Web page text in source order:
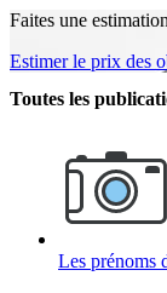
Faites une
Estimer le prix des
Toutes les
Les prénoms